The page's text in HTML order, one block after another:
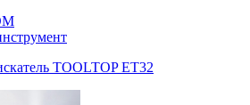
TOOLTOP ET32